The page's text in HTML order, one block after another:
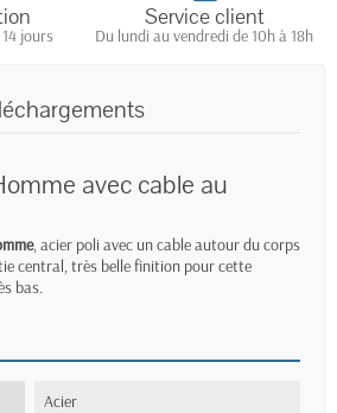
jours
Service client
Du lundi au vendredi de 10h à 18h
avec cable au
, acier poli avec un cable autour du corps
central, très belle finition pour cette
bas.
Acier